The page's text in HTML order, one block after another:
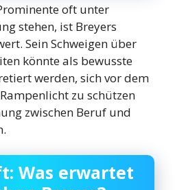
oft unter
stehen, ist Breyers
Sein Schweigen über
könnte als bewusste
werden, sich vor dem
zu schützen
zwischen Beruf und
Was erwartet